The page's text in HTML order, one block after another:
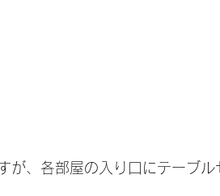
が、各部屋の入り口にテーブ